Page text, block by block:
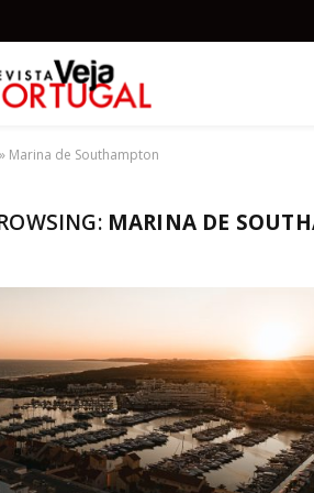
» Marina de Southampton
MARINA DE